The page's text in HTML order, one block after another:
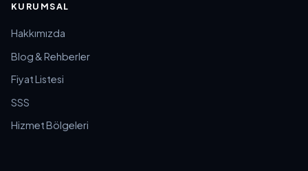
KURUMSAL
Hakkımızda
Blog & Rehberler
Fiyat Listesi
SSS
Hizmet Bölgeleri